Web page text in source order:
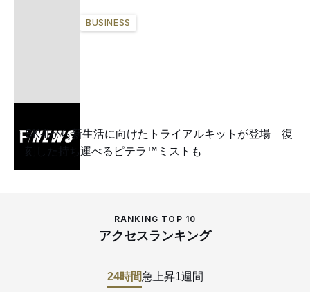
BUSINESS
SK-IIから新生活に向けたトライアルキットが登場 復
刻した持ち運べるピテラ™ミストも
RANKING TOP 10
アクセスランキング
24時間急上昇1週間